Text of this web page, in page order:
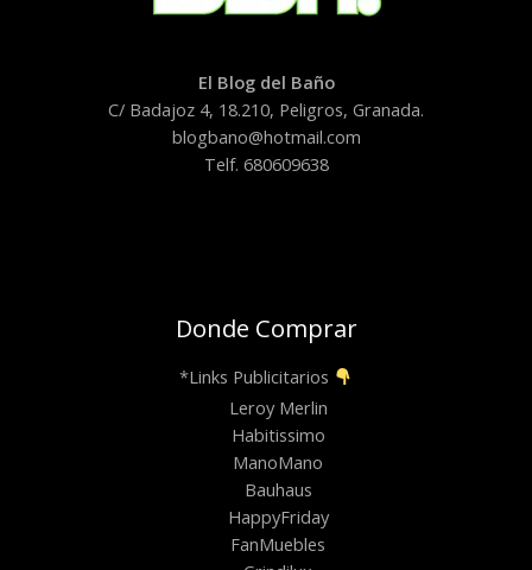
El Blog del Baño
C/ Badajoz 4, 18.210, Peligros, Granada.
blogbano@hotmail.com
Telf. 680609638
Donde Comprar
*Links Publicitarios
Leroy Merlin
Habitissimo
ManoMano
Bauhaus
HappyFriday
FanMuebles